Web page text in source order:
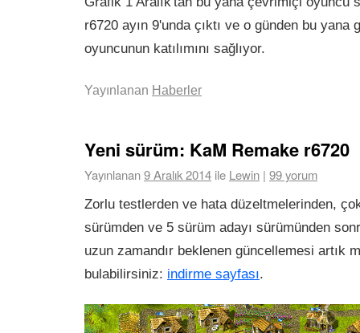
r6720 ayın 9'unda çıktı ve o günden bu yana
oyuncunun katılımını sağlıyor.
Yayınlanan Haberler
Yeni sürüm: KaM Remake r6720
Yayınlanan9 Aralık 2014 ile Lewin | 99 yorum
Zorlu testlerden ve hata düzeltmelerinden,
sürümden ve 5 sürüm adayı sürümünden
uzun zamandır beklenen güncellemesi artık
bulabilirsiniz: indirme sayfası.